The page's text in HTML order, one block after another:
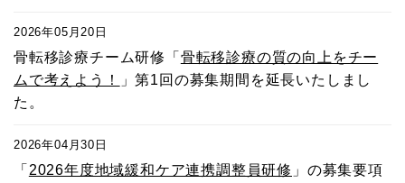
2026年05月20日
骨転移診療チーム研修「 骨転移診療の質の向上をチー
ムで考えよう！
」第1回の募集期間を延長いたしまし
た。
2026年04月30日
「 2026年度地域緩和ケア連携調整員研修 」の募集要項